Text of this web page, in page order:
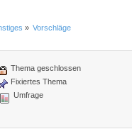
» Vorschläge
Thema geschlossen
Fixiertes Thema
Umfrage